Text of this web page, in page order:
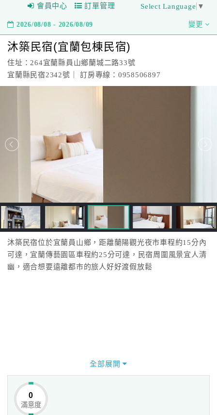
會員中心 訂單管理 Select Language ▼
2026/08/08 - 2026/08/09 變更
沐築民宿(宜蘭包棟民宿)
住址：264宜蘭縣員山鄉蘭城二路33號
宜蘭縣民宿2342號｜ 訂房專線：0958506897
沐築民宿位於宜蘭員山鄉，距離蘭陽觀光夜市車程約15分內
可達，宜蘭傳藝園區車程約25分可達，民宿周圍風景宜人清
幽，適合想要遠離都市的旅人好好渡假放鬆
全部展開
0
滿意度